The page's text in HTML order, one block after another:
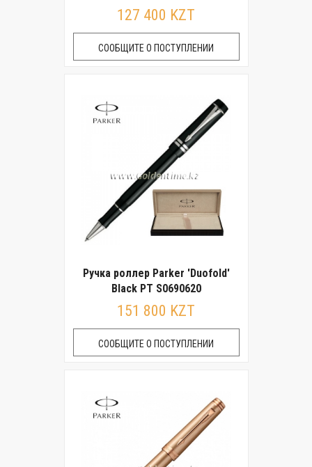
127 400 KZT
СООБЩИТЕ О ПОСТУПЛЕНИИ
Ручка роллер Parker 'Duofold'
Black РТ S0690620
151 800 KZT
СООБЩИТЕ О ПОСТУПЛЕНИИ